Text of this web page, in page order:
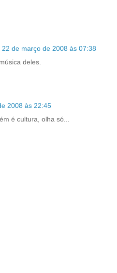
22 de março de 2008 às 07:38
deles.
2008 às 22:45
é cultura, olha só...